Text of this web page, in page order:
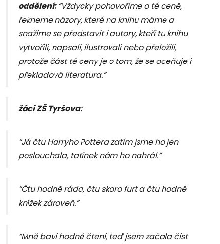
oddělení:“Vždycky pohovoříme o té ceně,
řekneme názory, které na knihu máme a
snažíme se představit i autory, kteří tu knihu
vytvořili, napsali, ilustrovali nebo přeložili,
protože část té ceny je o tom, že se oceňuje i
překladová literatura.”
žáci ZŠ Tyršova:
“Já čtu Harryho Pottera zatím jsme ho jen
poslouchala, tatínek nám ho nahrál.”
“Čtu hodně ráda, čtu skoro furt a čtu hodně
knížek zároveň.”
“Mně baví hodně čtení, teď jsem začala číst